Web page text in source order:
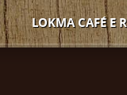
LOKMA CAFÉ E